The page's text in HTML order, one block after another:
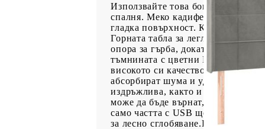
Използвайте това боксспринг
спалня. Меко кадифе: Кадифето е
гладка повърхност. Кадифената
Горната табла за легло се
опора за гърба, докато седите в
тъмнината с цветни LED
високото си качество, като
абсорбират шума и ударите,
издръжлива, както и щадяща
може да бъде върнат, ако
само частта с USB ще продължи
за лесно сглобяване.Продуктът